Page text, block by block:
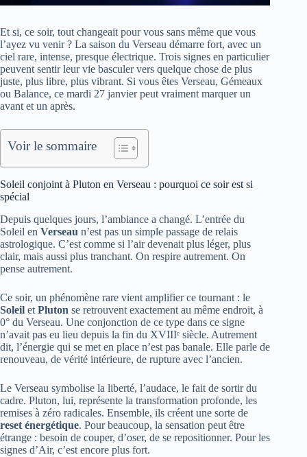
Et si, ce soir, tout changeait pour vous sans même que vous
l’ayez vu venir ? La saison du Verseau démarre fort, avec un
ciel rare, intense, presque électrique. Trois signes en particulier
peuvent sentir leur vie basculer vers quelque chose de plus
juste, plus libre, plus vibrant. Si vous êtes Verseau, Gémeaux
ou Balance, ce mardi 27 janvier peut vraiment marquer un
avant et un après.
Voir le sommaire
Soleil conjoint à Pluton en Verseau : pourquoi ce soir est si
spécial
Depuis quelques jours, l’ambiance a changé. L’entrée du
Soleil en Verseau n’est pas un simple passage de relais
astrologique. C’est comme si l’air devenait plus léger, plus
clair, mais aussi plus tranchant. On respire autrement. On
pense autrement.
Ce soir, un phénomène rare vient amplifier ce tournant : le
Soleil et Pluton se retrouvent exactement au même endroit, à
0° du Verseau. Une conjonction de ce type dans ce signe
n’avait pas eu lieu depuis la fin du XVIIIᵉ siècle. Autrement
dit, l’énergie qui se met en place n’est pas banale. Elle parle de
renouveau, de vérité intérieure, de rupture avec l’ancien.
Le Verseau symbolise la liberté, l’audace, le fait de sortir du
cadre. Pluton, lui, représente la transformation profonde, les
remises à zéro radicales. Ensemble, ils créent une sorte de
reset énergétique. Pour beaucoup, la sensation peut être
étrange : besoin de couper, d’oser, de se repositionner. Pour les
signes d’Air, c’est encore plus fort.